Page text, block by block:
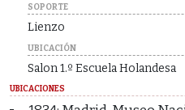
SOPORTE
Lienzo
UBICACIÓN
Salon 1.º Escuela Holandesa
UBICACIONES